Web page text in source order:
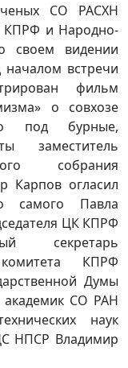
СО РАСХН
КПРФ и Народно-
своем видении
встречи
фильм
о совхозе
под бурные,
заместитель
собрания
Карпов огласил
самого Павла
ЦК КПРФ
секретарь
КПРФ
Думы
СО РАН
наук
НПСР Владимир